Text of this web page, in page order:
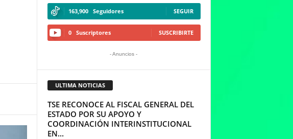
163,900 Seguidores SEGUIR
0 Suscriptores SUSCRIBIRTE
- Anuncios -
ULTIMA NOTICIAS
TSE RECONOCE AL FISCAL GENERAL DEL
ESTADO POR SU APOYO Y
COORDINACIÓN INTERINSTITUCIONAL
EN...